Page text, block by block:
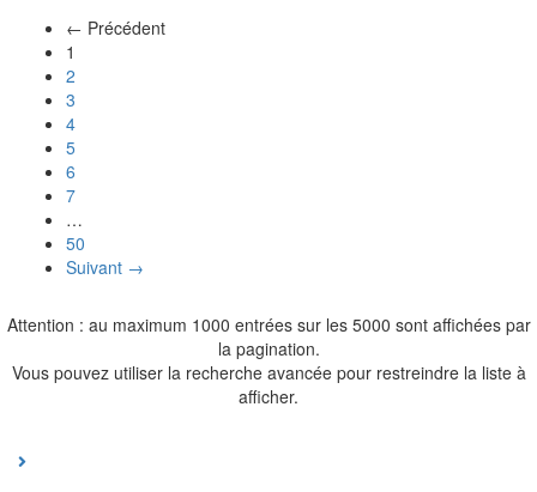
← Précédent
1
2
3
4
5
6
7
…
50
Suivant →
Attention : au maximum 1000 entrées sur les 5000 sont affichées par
la pagination.
Vous pouvez utiliser la recherche avancée pour restreindre la liste à
afficher.